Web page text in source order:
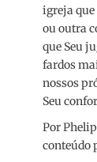
igreja que
ou outra
que Seu
fardos
nossos
Seu
Por
conteúdo